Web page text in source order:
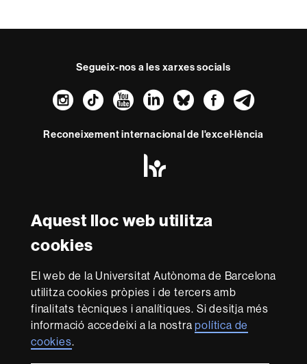
Aquest lloc web utilitza
cookies
El web de la Universitat Autònoma de Barcelona
utilitza cookies pròpies i de tercers amb
finalitats tècniques i analítiques. Si desitja més
informació accedeixi a la nostrapolítica de
cookies.
Segueix-nos a les xarxes socials
Instagram
TikTokYouTube
LinkedIn
Bluesky
Reconeixement internacional de l'excel·lència
-
Euraxess
Amb el finançament de
Sobre
aquest
web
Avís legal Protecció de dades Sobre el
web
Accessibilitat web Mapa del web UAB